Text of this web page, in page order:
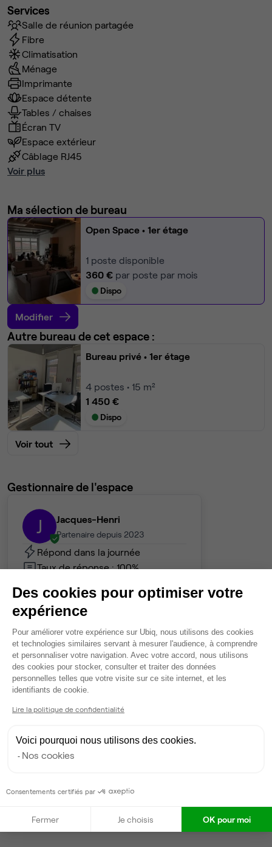
Services
Salle de réunion partagée
Fibre
Climatisation
Ménage
Imprimante
Espace détente
Tables / chaises
Écran TV
Espace extérieur
Câblage RJ45
Voir plus
Ma sélection de bureau
Open Space • 1er étage
1 poste disponible
360 € par poste par mois
Dispo
Modifier
Autre bureau de cet espace :
Bureau privé • 1er étage
4 postes • 15 m²
1 450 €
Dispo
Voir tout
Gestionnaire de l'espace
J Jacques-Henri
Partenaire depuis 2023
Répond dans la journée
Taux de réponse : 100%
Contacter
Des cookies pour optimiser votre
expérience
Plateforme de Gestion du
Pour améliorer votre expérience sur Ubiq, nous utilisons des cookies
et technologies similaires servant à mesurer l'audience, à comprendre
et personnaliser votre navigation. Avec votre accord, nous utilisons
des cookies pour stocker, consulter et traiter des données
personnelles telles que votre visite sur ce site internet, et les
identifiants de cookie.
Lire la politique de confidentialité
Voici pourquoi nous utilisons des cookies.
Nos cookies
Consentements certifiés par
Fermer Je choisis OK pour moi